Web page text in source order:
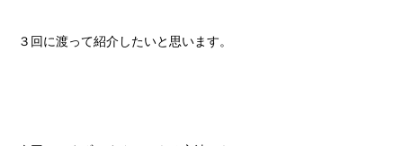
３回に渡って紹介したいと思います。